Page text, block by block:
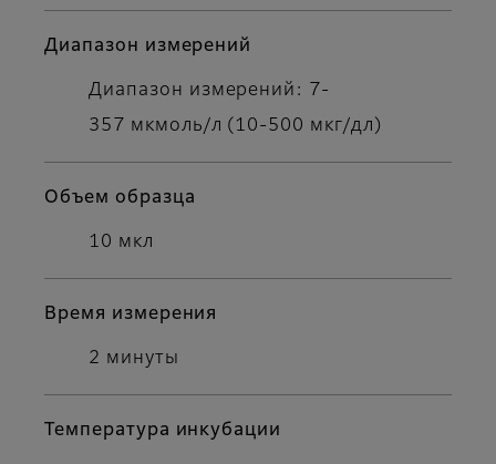
Диапазон измерений
Диапазон измерений: 7-
357 мкмоль/л (10-500 мкг/дл)
Объем образца
10 мкл
Время измерения
2 минуты
Температура инкубации